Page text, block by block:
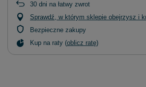
30 dni na łatwy zwrot
Sprawdź, w którym sklepie obejrzysz i
Bezpieczne zakupy
Kup na raty (oblicz ratę)